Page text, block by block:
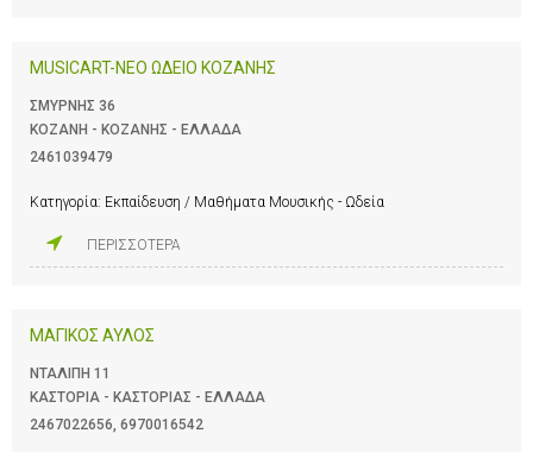
MUSICART-ΝΕΟ ΩΔΕΙΟ ΚΟΖΑΝΗΣ
ΣΜΥΡΝΗΣ 36
ΚΟΖΑΝΗ - ΚΟΖΑΝΗΣ - ΕΛΛΑΔΑ
2461039479
Κατηγορία: Εκπαίδευση / Μαθήματα Μουσικής - Ωδεία
ΠΕΡΙΣΣΟΤΕΡΑ
ΜΑΓΙΚΟΣ ΑΥΛΟΣ
ΝΤΑΛΙΠΗ 11
ΚΑΣΤΟΡΙΑ - ΚΑΣΤΟΡΙΑΣ - ΕΛΛΑΔΑ
2467022656 6970016542